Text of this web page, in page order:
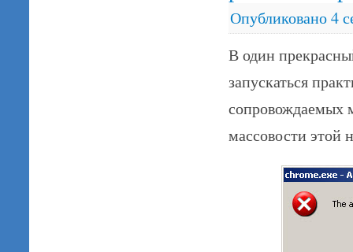
Опубликовано4
В один
запускаться
сопровождаемых
массовости этой